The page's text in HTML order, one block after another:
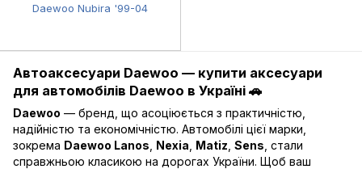
Автоаксесуари Daewoo — купити аксесуари
для автомобілів Daewoo в Україні 🚗
Daewoo — бренд, що асоціюється з практичністю,
надійністю та економічністю. Автомобілі цієї марки,
зокрема Daewoo Lanos Nexia Matiz Sens , стали
справжньою класикою на дорогах України. Щоб ваш
Daewoo Nubira '99-04